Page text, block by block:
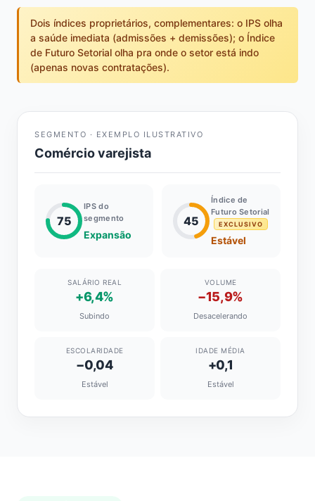
Dois índices proprietários, complementares: o IPS olha
a saúde imediata (admissões + demissões); o Índice
de Futuro Setorial olha pra onde o setor está indo
(apenas novas contratações).
SEGMENTO · EXEMPLO ILUSTRATIVO
Comércio varejista
75
IPS do
segmento
Expansão
45
Índice de
Futuro Setorial
EXCLUSIVO
Estável
SALÁRIO REAL
+6,4%
Subindo
VOLUME
−15,9%
Desacelerando
ESCOLARIDADE
−0,04
Estável
IDADE MÉDIA
+0,1
Estável